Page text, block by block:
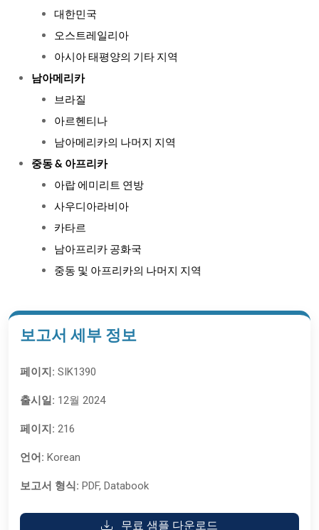
대한민국
오스트레일리아
아시아 태평양의 기타 지역
남아메리카
브라질
아르헨티나
남아메리카의 나머지 지역
중동 & 아프리카
아랍 에미리트 연방
사우디아라비아
카타르
남아프리카 공화국
중동 및 아프리카의 나머지 지역
보고서 세부 정보
페이지: SIK1390
출시일: 12월 2024
페이지: 216
언어: Korean
보고서 형식: PDF, Databook
무료 샘플 다운로드